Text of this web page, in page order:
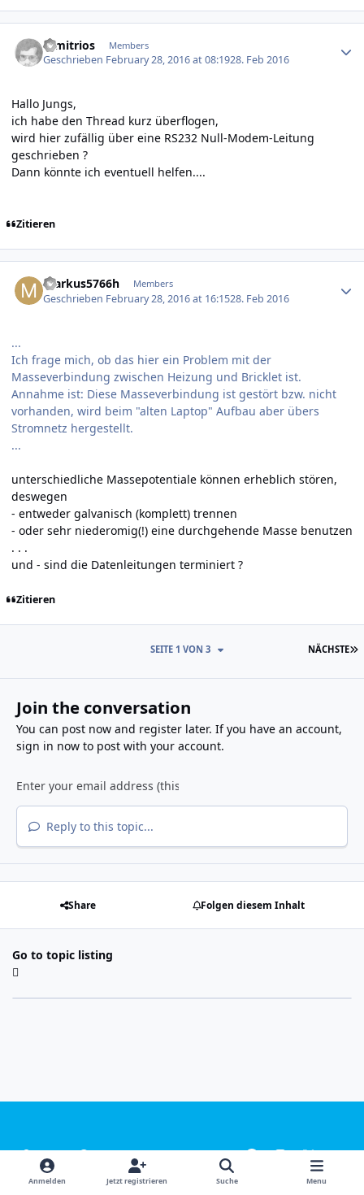
Dimitrios Members
Geschrieben February 28, 2016 at 08:1928. Feb 2016
Hallo Jungs,
ich habe den Thread kurz überflogen,
wird hier zufällig über eine RS232 Null-Modem-Leitung
geschrieben ?
Dann könnte ich eventuell helfen....
Zitieren
markus5766h Members
Geschrieben February 28, 2016 at 16:1528. Feb 2016
...
Ich frage mich, ob das hier ein Problem mit der
Masseverbindung zwischen Heizung und Bricklet ist.
Annahme ist: Diese Masseverbindung ist gestört bzw. nicht
vorhanden, wird beim "alten Laptop" Aufbau aber übers
Stromnetz hergestellt.
...
unterschiedliche Massepotentiale können erheblich stören,
deswegen
- entweder galvanisch (komplett) trennen
- oder sehr niederomig(!) eine durchgehende Masse benutzen
. . .
und - sind die Datenleitungen terminiert ?
Zitieren
NÄCHSTE
SEITE 1 VON 3
Join the conversation
You can post now and register later. If you have an account,
sign in nowto post with your account.
Reply to this topic...
Share Folgen diesem Inhalt
Go to topic listing
Light ModeDark ModeSystem Preference
f
c
i
x
y
o
u
Sprachen Design Datenschutzerklärung Kontakt
Anmelden Jetzt registrieren Suche Menu